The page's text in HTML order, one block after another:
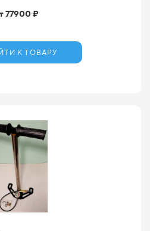
77900 ₽
К ТОВАРУ